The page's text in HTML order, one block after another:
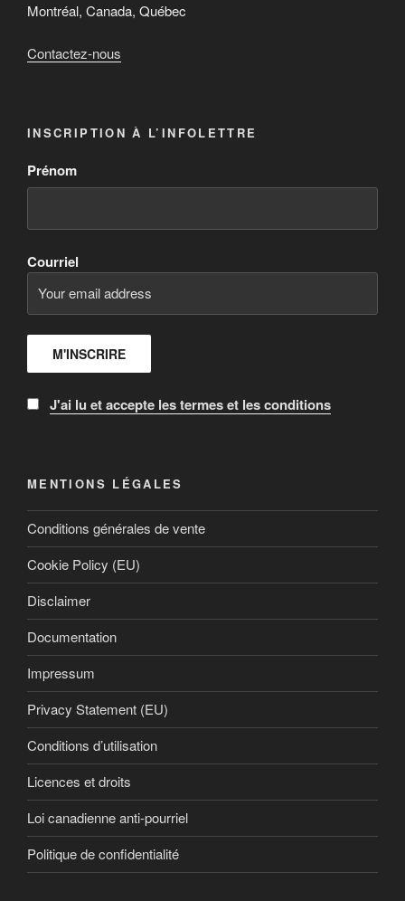
Montréal, Canada, Québec
Contactez-nous
INSCRIPTION À L’INFOLETTRE
Prénom
Courriel
J'ai lu et accepte les termes et les conditions
MENTIONS LÉGALES
Conditions générales de vente
Cookie Policy (EU)
Disclaimer
Documentation
Impressum
Privacy Statement (EU)
Conditions d’utilisation
Licences et droits
Loi canadienne anti-pourriel
Politique de confidentialité